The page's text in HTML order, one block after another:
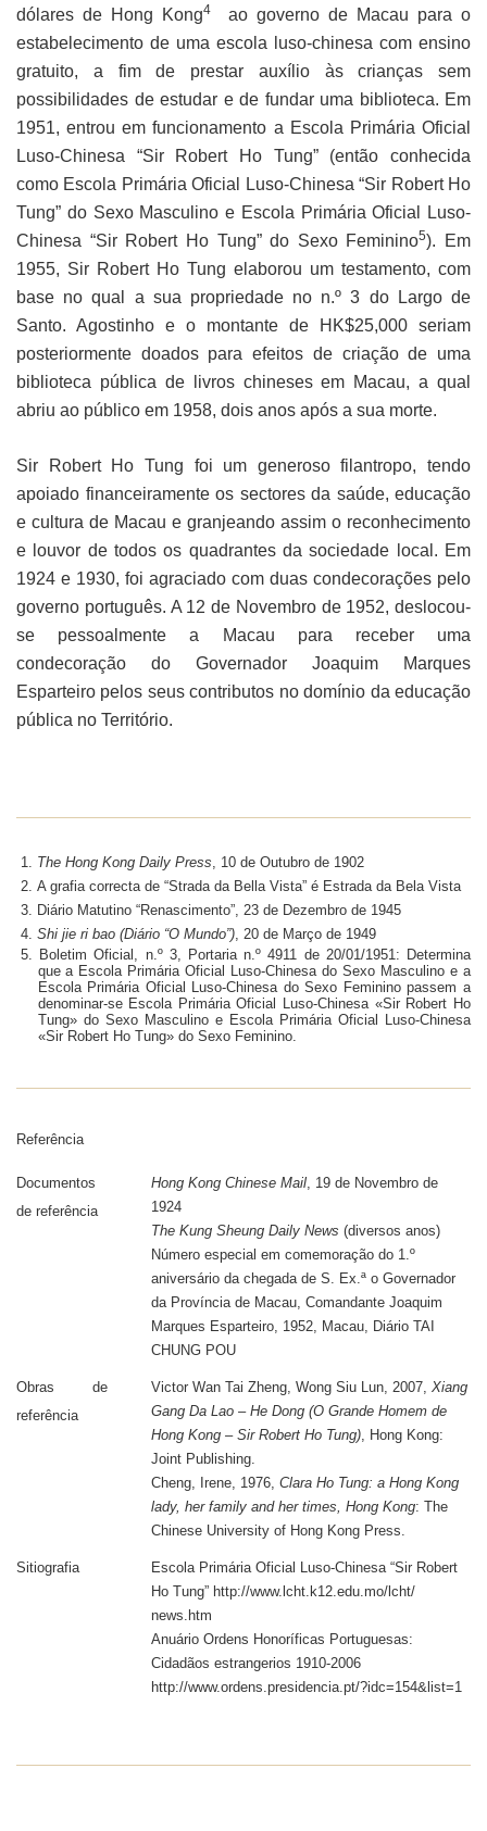
dólares de Hong Kong4
ao governo de Macau para o
estabelecimento de uma escola luso-chinesa com ensino
gratuito, a fim de prestar auxílio às crianças sem
possibilidades de estudar e de fundar uma biblioteca. Em
1951, entrou em funcionamento a Escola Primária Oficial
Luso-Chinesa “Sir Robert Ho Tung” (então conhecida
como Escola Primária Oficial Luso-Chinesa “Sir Robert Ho
Tung” do Sexo Masculino e Escola Primária Oficial Luso-
Chinesa “Sir Robert Ho Tung” do Sexo Feminino5). Em
1955, Sir Robert Ho Tung elaborou um testamento, com
base no qual a sua propriedade no n.º 3 do Largo de
Santo. Agostinho e o montante de HK$25,000 seriam
posteriormente doados para efeitos de criação de uma
biblioteca pública de livros chineses em Macau, a qual
abriu ao público em 1958, dois anos após a sua morte.
Sir Robert Ho Tung foi um generoso filantropo, tendo
apoiado financeiramente os sectores da saúde, educação
e cultura de Macau e granjeando assim o reconhecimento
e louvor de todos os quadrantes da sociedade local. Em
1924 e 1930, foi agraciado com duas condecorações pelo
governo português. A 12 de Novembro de 1952, deslocou-
se pessoalmente a Macau para receber uma
condecoração do Governador Joaquim Marques
Esparteiro pelos seus contributos no domínio da educação
pública no Território.
The Hong Kong Daily Press, 10 de Outubro de 1902
A grafia correcta de “Strada da Bella Vista” é Estrada da Bela Vista
Diário Matutino “Renascimento”, 23 de Dezembro de 1945
Shi jie ri bao (Diário “O Mundo”), 20 de Março de 1949
Boletim Oficial, n.º 3, Portaria n.º 4911 de 20/01/1951: Determina
que a Escola Primária Oficial Luso-Chinesa do Sexo Masculino e a
Escola Primária Oficial Luso-Chinesa do Sexo Feminino passem a
denominar-se Escola Primária Oficial Luso-Chinesa «Sir Robert Ho
Tung» do Sexo Masculino e Escola Primária Oficial Luso-Chinesa
«Sir Robert Ho Tung» do Sexo Feminino.
Referência
Documentos
de referência
Hong Kong Chinese Mail, 19 de Novembro de
1924
The Kung Sheung Daily News (diversos anos)
Número especial em comemoração do 1.º
aniversário da chegada de S. Ex.ª o Governador
da Província de Macau, Comandante Joaquim
Marques Esparteiro, 1952, Macau, Diário TAI
CHUNG POU
Obras de
referência
Victor Wan Tai Zheng, Wong Siu Lun, 2007, Xiang
Gang Da Lao – He Dong (O Grande Homem de
Hong Kong – Sir Robert Ho Tung), Hong Kong:
Joint Publishing.
Cheng, Irene, 1976, Clara Ho Tung: a Hong Kong
lady, her family and her times, Hong Kong: The
Chinese University of Hong Kong Press.
Sitiografia
Escola Primária Oficial Luso-Chinesa “Sir Robert
Ho Tung” http://www.lcht.k12.edu.mo/lcht/
news.htm
Anuário Ordens Honoríficas Portuguesas:
Cidadãos estrangerios 1910-2006
http://www.ordens.presidencia.pt/?idc=154&list=1